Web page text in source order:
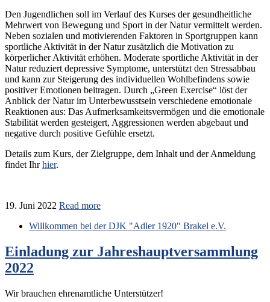
Den Jugendlichen soll im Verlauf des Kurses der gesundheitliche
Mehrwert von Bewegung und Sport in der Natur vermittelt werden.
Neben sozialen und motivierenden Faktoren in Sportgruppen kann
sportliche Aktivität in der Natur zusätzlich die Motivation zu
körperlicher Aktivität erhöhen. Moderate sportliche Aktivität in der
Natur reduziert depressive Symptome, unterstützt den Stressabbau
und kann zur Steigerung des individuellen Wohlbefindens sowie
positiver Emotionen beitragen. Durch „Green Exercise“ löst der
Anblick der Natur im Unterbewusstsein verschiedene emotionale
Reaktionen aus: Das Aufmerksamkeitsvermögen und die emotionale
Stabilität werden gesteigert, Aggressionen werden abgebaut und
negative durch positive Gefühle ersetzt.
Details zum Kurs, der Zielgruppe, dem Inhalt und der Anmeldung
findet Ihrhier.
19. Juni 2022 Read more
Willkommen bei der DJK "Adler 1920" Brakel e.V.
Einladung zur Jahreshauptversammlung
2022
Wir brauchen ehrenamtliche Unterstützer!